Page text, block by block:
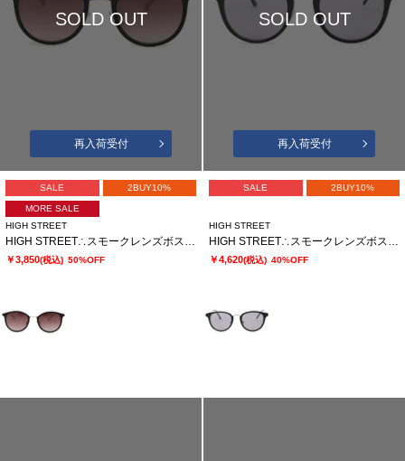
SOLD OUT
再入荷受付
SALE 2BUY10%
MORE SALE
HIGH STREET
￥3,850(税込) 50%OFF
SOLD OUT
再入荷受付
SALE 2BUY10%
HIGH STREET
￥4,620(税込) 40%OFF